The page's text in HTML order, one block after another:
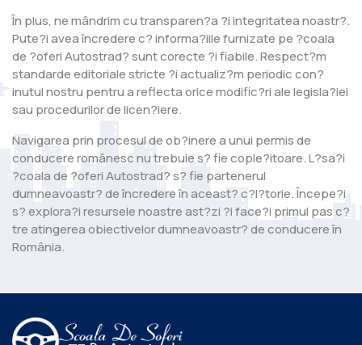
În plus, ne mândrim cu transparen?a ?i integritatea noastr?.
Pute?i avea încredere c? informa?iile furnizate pe ?coala
de ?oferi Autostrad? sunt corecte ?i fiabile. Respect?m
standarde editoriale stricte ?i actualiz?m periodic con?
inutul nostru pentru a reflecta orice modific?ri ale legisla?iei
sau procedurilor de licen?iere.
Navigarea prin procesul de ob?inere a unui permis de
conducere românesc nu trebuie s? fie cople?itoare. L?sa?i
?coala de ?oferi Autostrad? s? fie partenerul
dumneavoastr? de încredere în aceast? c?l?torie. Începe?i
s? explora?i resursele noastre ast?zi ?i face?i primul pas c?
tre atingerea obiectivelor dumneavoastr? de conducere în
România.